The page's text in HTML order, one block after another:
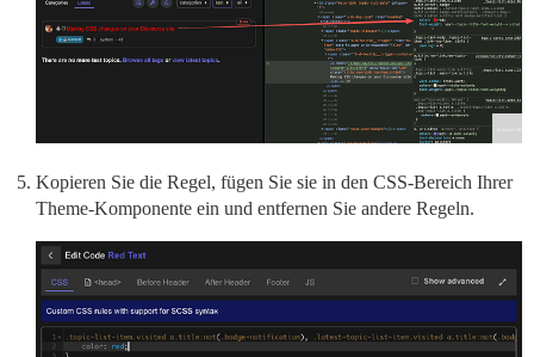
Kopieren Sie die Regel, fügen Sie sie in den CSS-Bereich Ihrer
Theme-Komponente ein und entfernen Sie andere Regeln.